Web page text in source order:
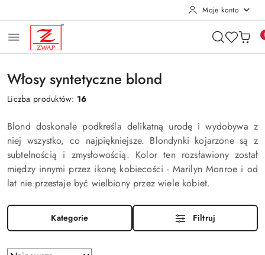
Moje konto
Włosy syntetyczne blond
Liczba produktów: 16
Blond doskonale podkreśla delikatną urodę i wydobywa z
niej wszystko, co najpiękniejsze. Blondynki kojarzone są z
subtelnością i zmysłowością. Kolor ten rozsławiony został
między innymi przez ikonę kobiecości - Marilyn Monroe i od
lat nie przestaje być wielbiony przez wiele kobiet.
Kategorie Filtruj